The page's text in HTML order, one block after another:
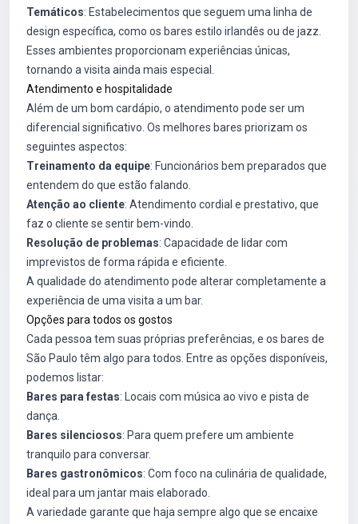
Temáticos: Estabelecimentos que seguem uma linha de
design específica, como os bares estilo irlandês ou de jazz.
Esses ambientes proporcionam experiências únicas,
tornando a visita ainda mais especial.
Atendimento e hospitalidade
Além de um bom cardápio, o atendimento pode ser um
diferencial significativo. Os melhores bares priorizam os
seguintes aspectos:
Treinamento da equipe: Funcionários bem preparados que
entendem do que estão falando.
Atenção ao cliente: Atendimento cordial e prestativo, que
faz o cliente se sentir bem-vindo.
Resolução de problemas: Capacidade de lidar com
imprevistos de forma rápida e eficiente.
A qualidade do atendimento pode alterar completamente a
experiência de uma visita a um bar.
Opções para todos os gostos
Cada pessoa tem suas próprias preferências, e os bares de
São Paulo têm algo para todos. Entre as opções disponíveis,
podemos listar:
Bares para festas: Locais com música ao vivo e pista de
dança.
Bares silenciosos: Para quem prefere um ambiente
tranquilo para conversar.
Bares gastronômicos: Com foco na culinária de qualidade,
ideal para um jantar mais elaborado.
A variedade garante que haja sempre algo que se encaixe